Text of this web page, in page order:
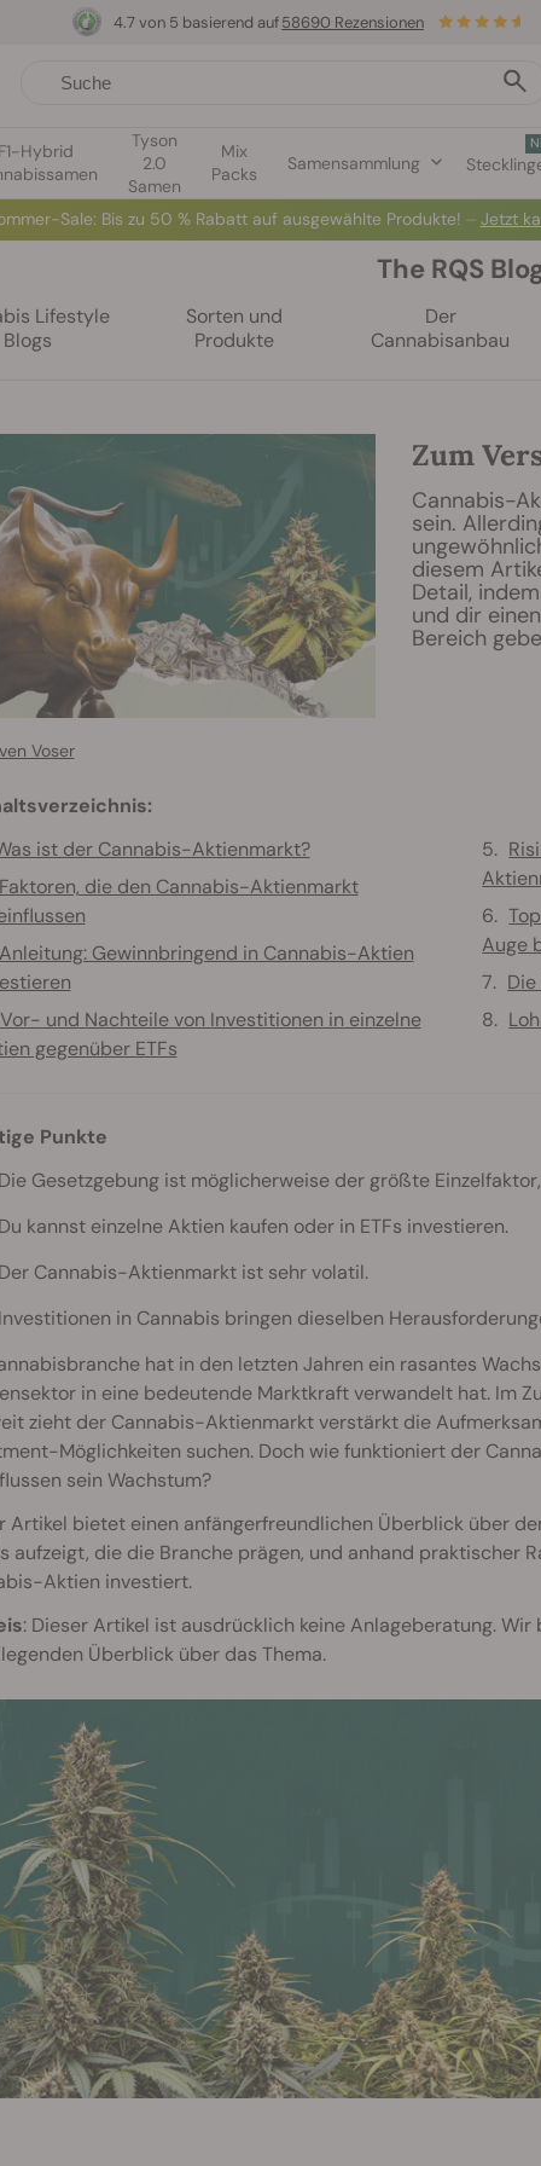
F1-Hybrid
Tyson
2.0
Samen
Mix
Packs
Samensammlung
4.7 von 5 basierend auf58690 Rezensionen
Sale: Bis zu 50 % Rabatt auf ausgewählte Produkte! ⏤ Jetzt
The RQS
Lifestyle
Blogs
Sorten und
Produkte
Der
Cannabisanbau
Zum
Cannabis-
sein.
diesem
Detail,
und dir
Bereich
Voser
ist der Cannabis-Aktienmarkt?
Faktoren, die den Cannabis-Aktienmarkt
Anleitung: Gewinnbringend in Cannabis-Aktien
Vor- und Nachteile von Investitionen in einzelne
gegenüber ETFs
Auge
Punkte
Die Gesetzgebung ist möglicherweise der größte
Du kannst einzelne Aktien kaufen oder in ETFs investieren.
Der Cannabis-Aktienmarkt ist sehr volatil.
Investitionen in Cannabis bringen dieselben
hat in den letzten Jahren ein rasantes
in eine bedeutende Marktkraft verwandelt hat. Im
zieht der Cannabis-Aktienmarkt verstärkt die
Möglichkeiten suchen. Doch wie funktioniert der
sein Wachstum?
Artikel bietet einen anfängerfreundlichen Überblick über
aufzeigt, die die Branche prägen, und anhand praktischer
Aktien investiert.
: Dieser Artikel ist ausdrücklich keine Anlageberatung.
Überblick über das Thema.